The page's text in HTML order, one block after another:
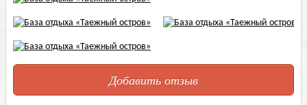
Добавить отзыв